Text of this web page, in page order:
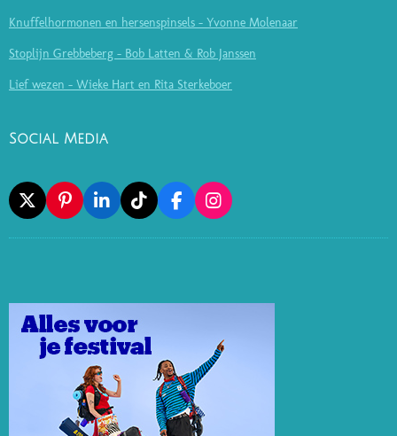
Knuffelhormonen en hersenspinsels - Yvonne Molenaar
Stoplijn Grebbeberg - Bob Latten & Rob Janssen
Lief wezen - Wieke Hart en Rita Sterkeboer
Social Media
X
P
I
N
E
S
T
L
I
N
I
N
T
I
K
F
A
C
O
I
N
S
R
M